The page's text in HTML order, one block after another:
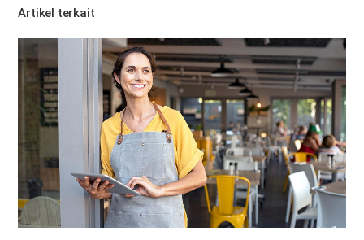
Artikel terkait